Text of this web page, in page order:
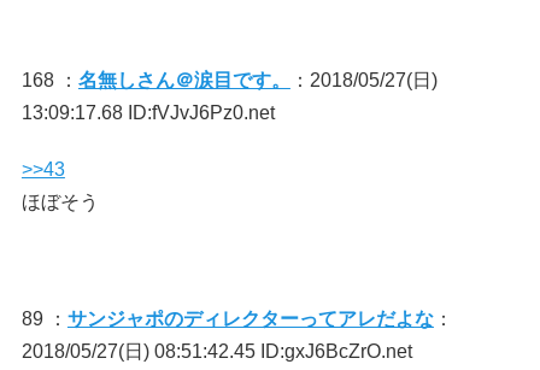
168 ： 名無しさん＠涙目です。
：2018/05/27(日)
13:09:17.68 ID:fVJvJ6Pz0.net
>>43
ほぼそう
89 ： サンジャポのディレクターってアレだよな：
2018/05/27(日) 08:51:42.45 ID:gxJ6BcZrO.net